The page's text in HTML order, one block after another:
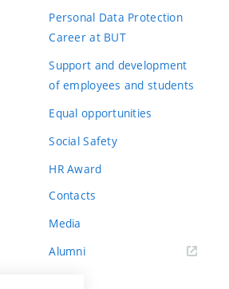
Personal Data Protection
Career at BUT
Support and development
of employees and students
Equal opportunities
Social Safety
HR Award
Contacts
Media
Alumni